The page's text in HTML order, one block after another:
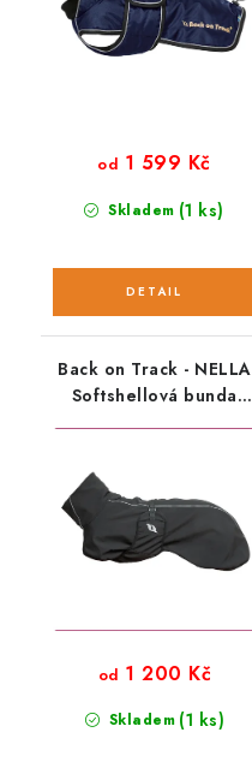
Skladem (1 ks)
od 1 599 Kč
Back on Track - NELLA
Softshellová bunda
Skladem (1 ks)
od 1 200 Kč